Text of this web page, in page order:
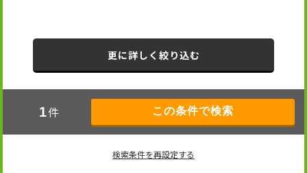
更に詳しく絞り込む
1件
検索条件を再設定する